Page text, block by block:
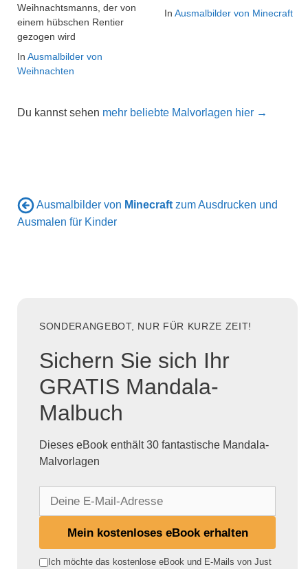
Weihnachtsmanns, der von
einem hübschen Rentier
gezogen wird
In Ausmalbilder von
Weihnachten
In Ausmalbilder von Minecraft
Du kannst sehen mehr beliebte Malvorlagen hier →
Ausmalbilder von Minecraft zum Ausdrucken und
Ausmalen für Kinder
SONDERANGEBOT, NUR FÜR KURZE ZEIT!
Sichern Sie sich Ihr
GRATIS Mandala-
Malbuch
Dieses eBook enthält 30 fantastische Mandala-
Malvorlagen
e
Mein kostenloses eBook erhalten
Ich möchte das kostenlose eBook und E-Mails von Just